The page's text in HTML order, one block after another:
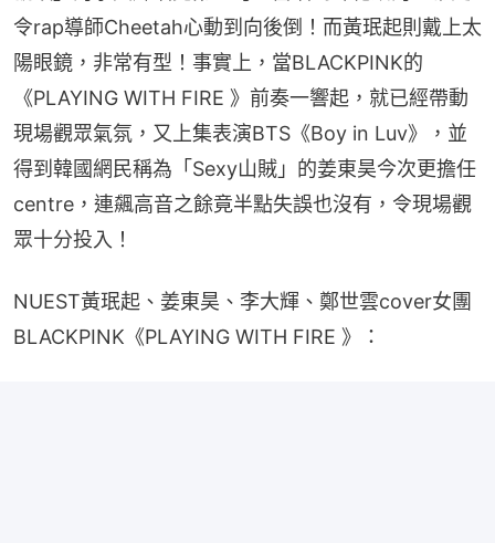
令rap導師Cheetah心動到向後倒！而黃珉起則戴上太
陽眼鏡，非常有型！事實上，當BLACKPINK的
《PLAYING WITH FIRE 》前奏一響起，就已經帶動
現場觀眾氣氛，又上集表演BTS《Boy in Luv》，並
得到韓國網民稱為「Sexy山賊」的姜東昊今次更擔任
centre，連飆高音之餘竟半點失誤也沒有，令現場觀
眾十分投入！
NUEST黃珉起、姜東昊、李大輝、鄭世雲cover女團
BLACKPINK《PLAYING WITH FIRE 》：